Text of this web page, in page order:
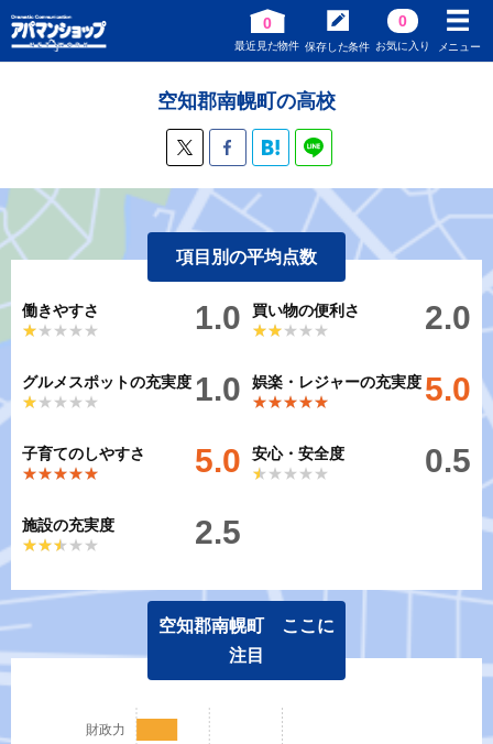
0
最近見た物件 保存した条件
0
お気に入り メニュー
空知郡南幌町の高校
項目別の平均点数
働きやすさ
★★★★★
★★★★★ 1.0
買い物の便利さ
★★★★★
★★★★★ 2.0
グルメスポットの充実度
★★★★★
★★★★★ 1.0
娯楽・レジャーの充実度
★★★★★
★★★★★ 5.0
子育てのしやすさ
★★★★★
★★★★★ 5.0
安心・安全度
★★★★★
★★★★★ 0.5
施設の充実度
★★★★★
★★★★★ 2.5
空知郡南幌町 ここに
注目
財政力